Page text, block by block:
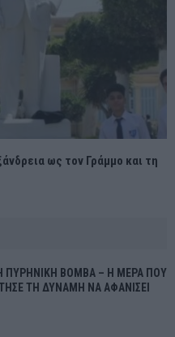
ως τον Γράμμο και τη
ΠΥΡΗΝΙΚΗ ΒΟΜΒΑ – Η ΜΕΡΑ ΠΟΥ
ΤΗ ΔΥΝΑΜΗ ΝΑ ΑΦΑΝΙΣΕΙ